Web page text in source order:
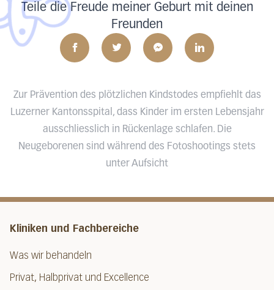
Teile die Freude meiner Geburt mit deinen
Freunden
Zur Prävention des plötzlichen Kindstodes empfiehlt das
Luzerner Kantonsspital, dass Kinder im ersten Lebensjahr
ausschliesslich in Rückenlage schlafen. Die
Neugeborenen sind während des Fotoshootings stets
unter Aufsicht
Kliniken und Fachbereiche
Was wir behandeln
Privat, Halbprivat und Excellence